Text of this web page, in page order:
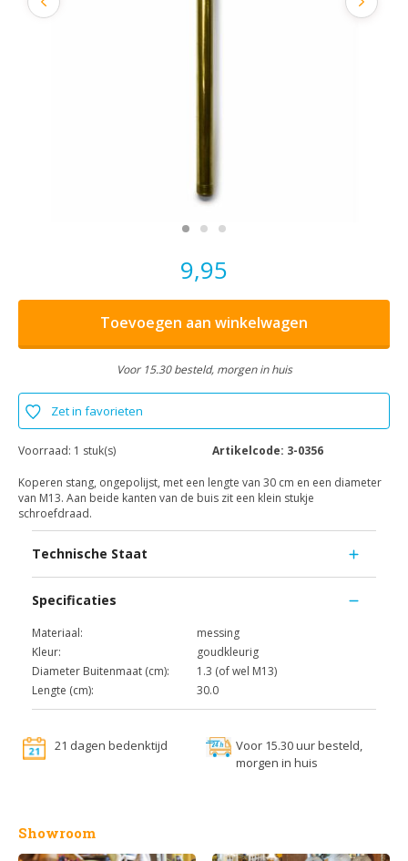
9,95
Toevoegen aan winkelwagen
Voor 15.30 besteld, morgen in huis
Zet in favorieten
Voorraad: 1 stuk(s) Artikelcode: 3-0356
Koperen stang, ongepolijst, met een lengte van 30 cm en een diameter
van M13. Aan beide kanten van de buis zit een klein stukje
schroefdraad.
Technische Staat
Specificaties
Materiaal:
messing
Kleur:
goudkleurig
Diameter Buitenmaat (cm):
1.3 (of wel M13)
Lengte (cm):
30.0
21 dagen bedenktijd
Voor 15.30 uur besteld,
morgen in huis
Showroom